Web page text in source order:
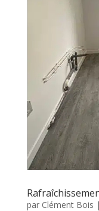
par Clément Bois |